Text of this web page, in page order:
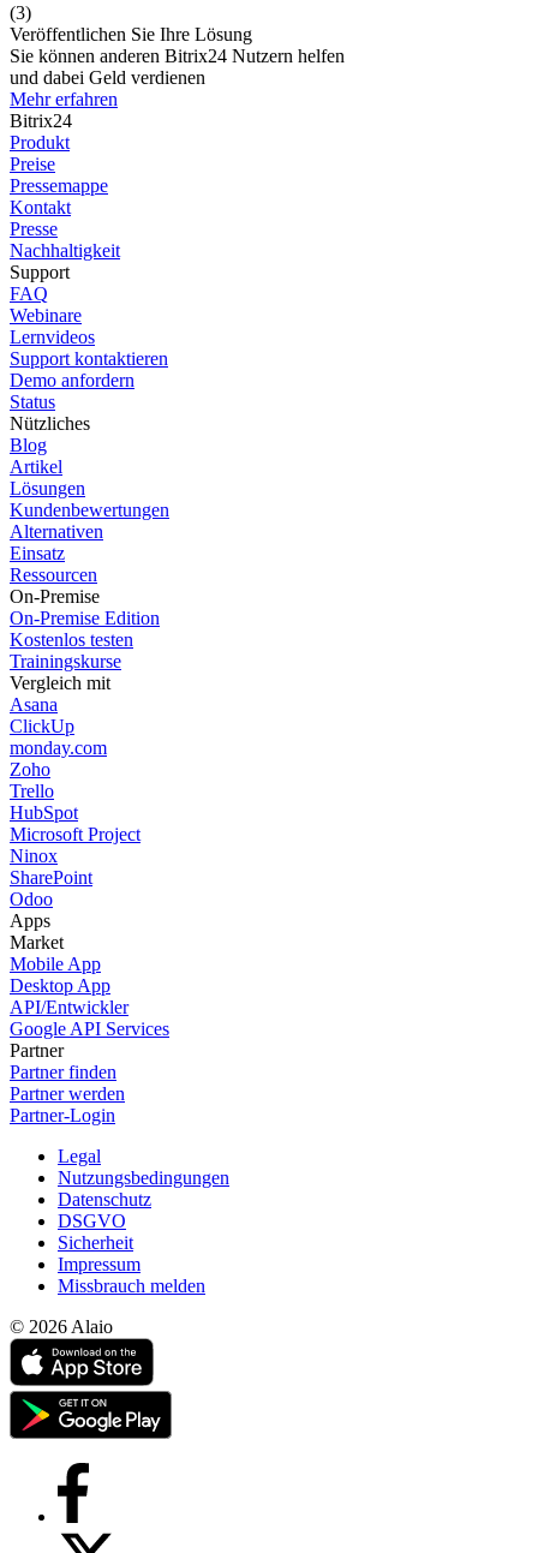
(3)
Veröffentlichen Sie Ihre Lösung
Sie können anderen Bitrix24 Nutzern helfen
und dabei Geld verdienen
Mehr erfahren
Bitrix24
Produkt
Preise
Pressemappe
Kontakt
Presse
Nachhaltigkeit
Support
FAQ
Webinare
Lernvideos
Support kontaktieren
Demo anfordern
Status
Nützliches
Blog
Artikel
Lösungen
Kundenbewertungen
Alternativen
Einsatz
Ressourcen
On-Premise
On-Premise Edition
Kostenlos testen
Trainingskurse
Vergleich mit
Asana
ClickUp
monday.com
Zoho
Trello
HubSpot
Microsoft Project
Ninox
SharePoint
Odoo
Apps
Market
Mobile App
Desktop App
API/Entwickler
Google API Services
Partner
Partner finden
Partner werden
Partner-Login
Legal
Nutzungsbedingungen
Datenschutz
DSGVO
Sicherheit
Impressum
Missbrauch melden
© 2026 Alaio